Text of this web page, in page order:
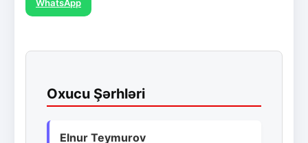
WhatsApp
Oxucu Şərhləri
Elnur Teymurov